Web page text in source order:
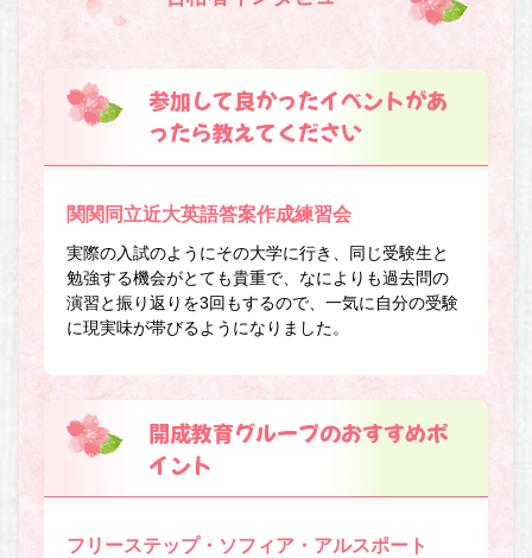
参加して良かったイベントがあ
ったら教えてください
関関同立近大英語答案作成練習会
実際の入試のようにその大学に行き、同じ受験生と
勉強する機会がとても貴重で、なによりも過去問の
演習と振り返りを3回もするので、一気に自分の受験
に現実味が帯びるようになりました。
開成教育グループのおすすめポ
イント
フリーステップ・ソフィア・アルスポート